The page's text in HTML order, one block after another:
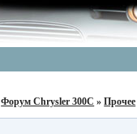
Форум Chrysler 300C »Прочее